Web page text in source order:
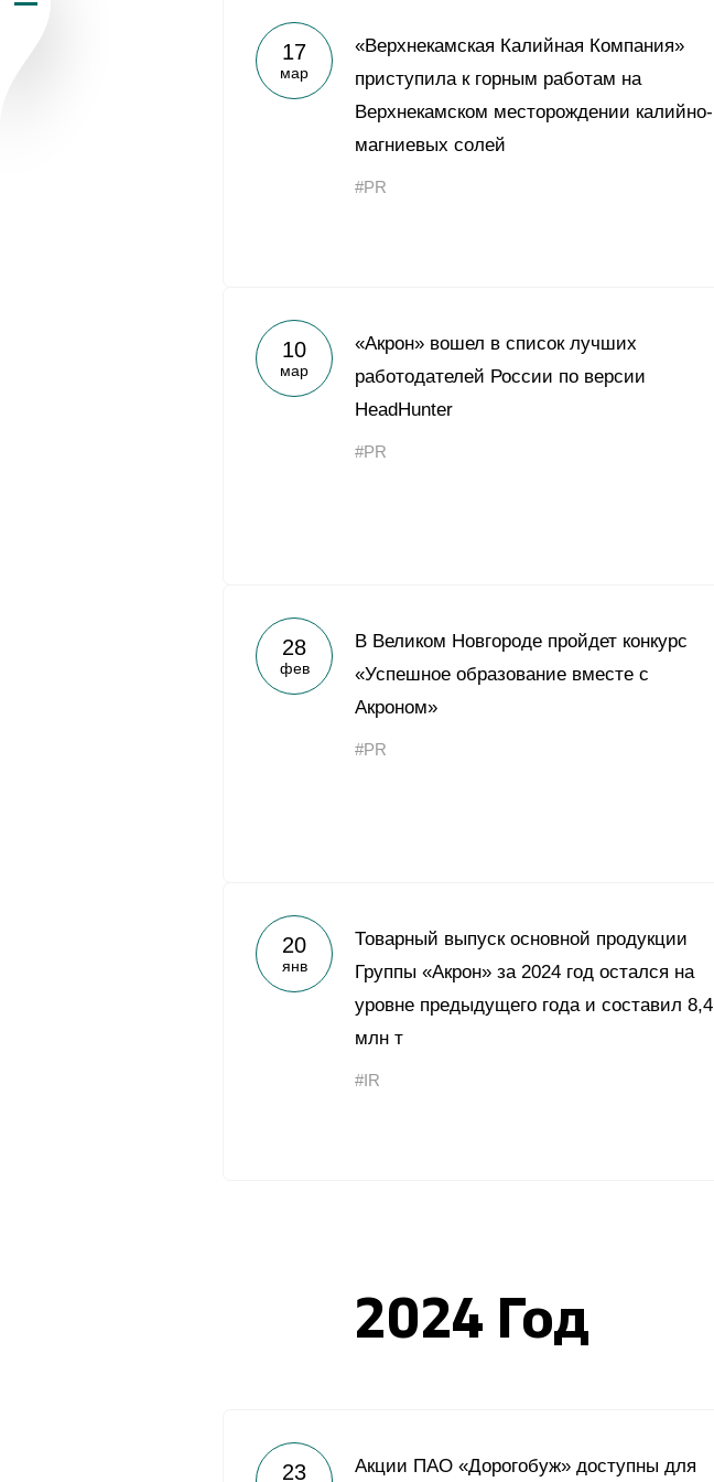
Пресс-центр
Карьера
17
мар
«Верхнекамская Калийная Компания»
приступила к горным работам на
Верхнекамском месторождении калийно-
магниевых солей
#PR
10
мар
«Акрон» вошел в список лучших
работодателей России по версии
HeadHunter
#PR
28
фев
В Великом Новгороде пройдет конкурс
«Успешное образование вместе с
Акроном»
#PR
20
янв
Товарный выпуск основной продукции
Группы «Акрон» за 2024 год остался на
уровне предыдущего года и составил 8,4
млн т
#IR
2024 Год
23 Акции ПАО «Дорогобуж» доступны для